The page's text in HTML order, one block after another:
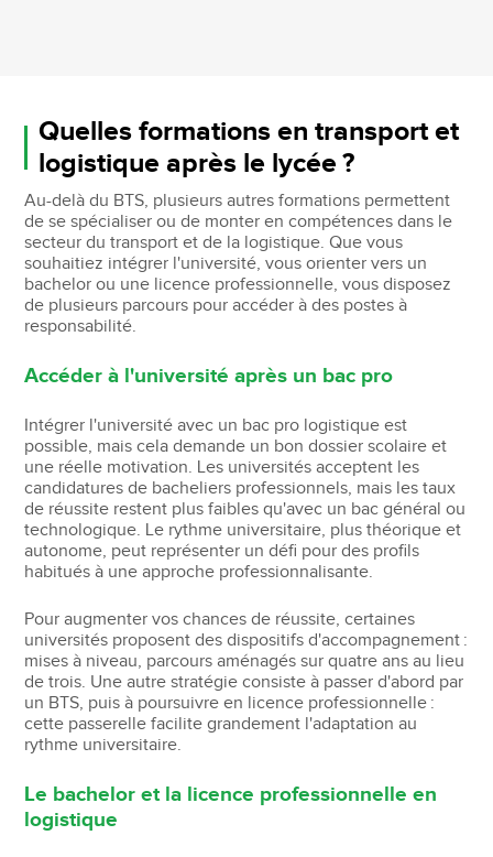
Quelles formations en transport et
logistique après le lycée ?
Au-delà du BTS, plusieurs autres formations permettent
de se spécialiser ou de monter en compétences dans le
secteur du transport et de la logistique. Que vous
souhaitiez intégrer l'université, vous orienter vers un
bachelor ou une licence professionnelle, vous disposez
de plusieurs parcours pour accéder à des postes à
responsabilité.
Accéder à l'université après un bac pro
Intégrer l'université avec un bac pro logistique est
possible, mais cela demande un bon dossier scolaire et
une réelle motivation. Les universités acceptent les
candidatures de bacheliers professionnels, mais les taux
de réussite restent plus faibles qu'avec un bac général ou
technologique. Le rythme universitaire, plus théorique et
autonome, peut représenter un défi pour des profils
habitués à une approche professionnalisante.
Pour augmenter vos chances de réussite, certaines
universités proposent des dispositifs d'accompagnement :
mises à niveau, parcours aménagés sur quatre ans au lieu
de trois. Une autre stratégie consiste à passer d'abord par
un BTS, puis à poursuivre en licence professionnelle :
cette passerelle facilite grandement l'adaptation au
rythme universitaire.
Le bachelor et la licence professionnelle en
logistique